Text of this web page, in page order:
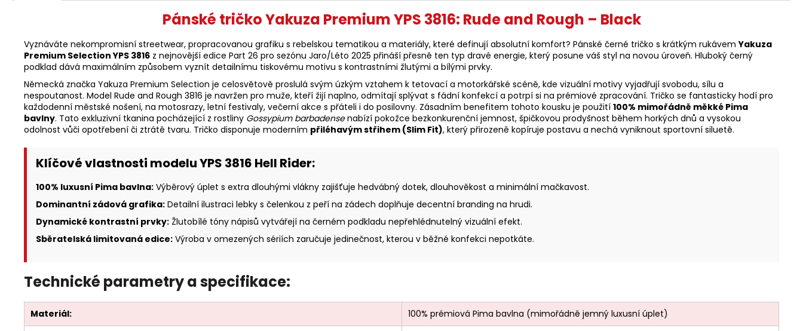
Pánské tričko Yakuza Premium YPS 3816: Rude and Rough – Black
Vyznáváte nekompromisní streetwear, propracovanou grafiku s rebelskou tematikou a materiály, které definují absolutní komfort? Pánské černé tričko s krátkým rukávemYakuza
Premium Selection YPS 3816 z nejnovější edice Part 26 pro sezónu Jaro/Léto 2025 přináší přesně ten typ dravé energie, který posune váš styl na novou úroveň. Hluboký černý
podklad dává maximálním způsobem vyznít detailnímu tiskovému motivu s kontrastními žlutými a bílými prvky.
Německá značka Yakuza Premium Selection je celosvětově proslulá svým úzkým vztahem k tetovací a motorkářské scéně, kde vizuální motivy vyjadřují svobodu, sílu a
nespoutanost. Model Rude and Rough 3816 je navržen pro muže, kteří žijí naplno, odmítají splývat s fádní konfekcí a potrpí si na prémiové zpracování. Tričko se fantasticky hodí pro
každodenní městské nošení, na motosrazy, letní festivaly, večerní akce s přáteli i do posilovny. Zásadním benefitem tohoto kousku je použití 100% mimořádně měkké Pima
bavlny. Tato exkluzivní tkanina pocházející z rostliny Gossypium barbadensenabízí pokožce bezkonkurenční jemnost, špičkovou prodyšnost během horkých dnů a vysokou
odolnost vůči opotřebení či ztrátě tvaru. Tričko disponuje moderním přiléhavým střihem (Slim Fit), který přirozeně kopíruje postavu a nechá vyniknout sportovní siluetě.
Klíčové vlastnosti modelu YPS 3816 Hell Rider:
100% luxusní Pima bavlna: Výběrový úplet s extra dlouhými vlákny zajišťuje hedvábný dotek, dlouhověkost a minimální mačkavost.
Dominantní zádová grafika: Detailní ilustraci lebky s čelenkou z peří na zádech doplňuje decentní branding na hrudi.
Dynamické kontrastní prvky: Žlutobílé tóny nápisů vytvářejí na černém podkladu nepřehlédnutelný vizuální efekt.
Sběratelská limitovaná edice: Výroba v omezených sériích zaručuje jedinečnost, kterou v běžné konfekci nepotkáte.
Technické parametry a specifikace:
Materiál:
100% prémiová Pima bavlna (mimořádně jemný luxusní úplet)